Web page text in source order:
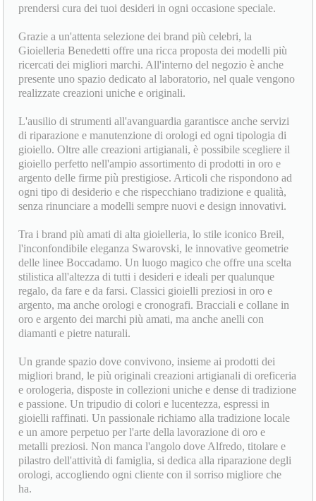
vendita di gioielli dei migliori brand: la Gioielleria Benedetti ti
prendersi cura dei tuoi desideri in ogni occasione speciale.
Grazie a un'attenta selezione dei brand più celebri, la
Gioielleria Benedetti offre una ricca proposta dei modelli più
ricercati dei migliori marchi. All'interno del negozio è anche
realizzate creazioni uniche e originali.
L'ausilio di strumenti all'avanguardia garantisce anche servizi
di riparazione e manutenzione di orologi ed ogni tipologia di
gioiello. Oltre alle creazioni artigianali, è possibile scegliere il
gioiello perfetto nell'ampio assortimento di prodotti in oro e
argento delle firme più prestigiose. Articoli che rispondono ad
senza rinunciare a modelli sempre nuovi e design innovativi.
Tra i brand più amati di alta gioielleria, lo stile iconico Breil,
l'inconfondibile eleganza Swarovski, le innovative geometrie
delle linee Boccadamo. Un luogo magico che offre una scelta
stilistica all'altezza di tutti i desideri e ideali per qualunque
regalo, da fare e da farsi. Classici gioielli preziosi in oro e
argento, ma anche orologi e cronografi. Bracciali e collane in
diamanti e pietre naturali.
Un grande spazio dove convivono, insieme ai prodotti dei
migliori brand, le più originali creazioni artigianali di oreficeria
e orologeria, disposte in collezioni uniche e dense di tradizione
e passione. Un tripudio di colori e lucentezza, espressi in
gioielli raffinati. Un passionale richiamo alla tradizione locale
e un amore perpetuo per l'arte della lavorazione di oro e
metalli preziosi. Non manca l'angolo dove Alfredo, titolare e
pilastro dell'attività di famiglia, si dedica alla riparazione degli